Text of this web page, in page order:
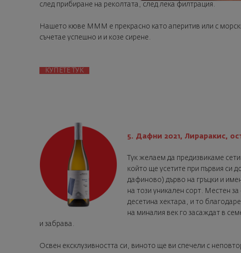
след прибиране на реколтата, след лека филтрация.
Нашето кюве MMM е прекрасно като аперитив или с
съчетае успешно и и козе сирене.
КУПЕТЕ ТУК
5. Дафни 2021, Лираракис,
Тук желаем да предизвикаме
който ще усетите при първия си
дафиново) дърво на гръцки и
на този уникален сорт. Местен
десетина хектара, и то
на миналия век го засаждат в
и забрава.
Освен ексклузивността си, виното ще ви спечели с